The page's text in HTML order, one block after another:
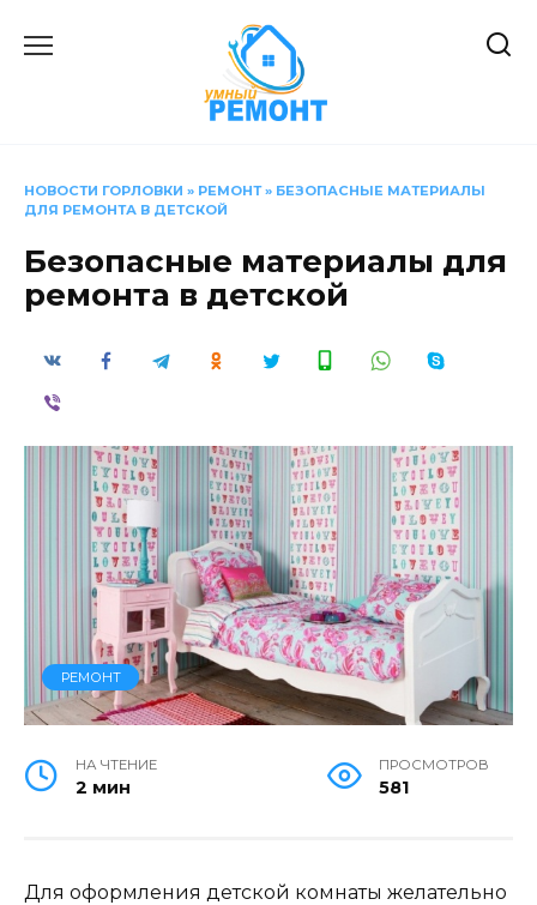
НОВОСТИ ГОРЛОВКИ » РЕМОНТ» БЕЗОПАСНЫЕ МАТЕРИАЛЫ
ДЛЯ РЕМОНТА В ДЕТСКОЙ
Безопасные материалы для
ремонта в детской
РЕМОНТ
НА ЧТЕНИЕ
2 мин
ПРОСМОТРОВ
581
Для оформления детской комнаты желательно